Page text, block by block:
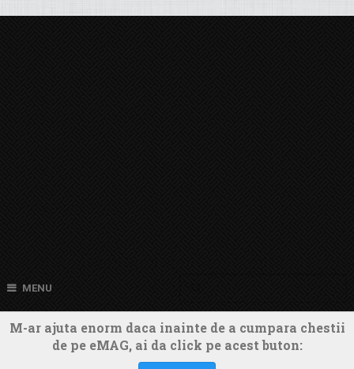
MENU
M-ar ajuta enorm daca inainte de a cumpara chestii
de pe eMAG, ai da click pe acest buton: